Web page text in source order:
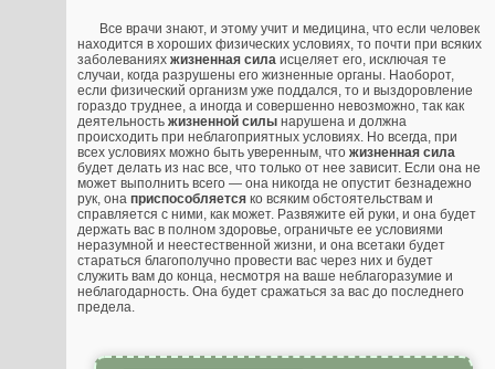
Все врачи знают, и этому учит и медицина, что если человек
находится в хороших физических условиях, то почти при всяких
заболеваниях жизненная сила исцеляет его, исключая те
случаи, когда разрушены его жизненные органы. Наоборот,
если физический организм уже поддался, то и выздоровление
гораздо труднее, а иногда и совершенно невозможно, так как
деятельность жизненной силы нарушена и должна
происходить при неблагоприятных условиях. Но всегда, при
всех условиях можно быть уверенным, что жизненная сила
будет делать из нас все, что только от нее зависит. Если она не
может выполнить всего — она никогда не опустит безнадежно
рук, она приспособляется ко всяким обстоятельствам и
справляется с ними, как может. Развяжите ей руки, и она будет
держать вас в полном здоровье, ограничьте ее условиями
неразумной и неестественной жизни, и она всетаки будет
стараться благополучно провести вас через них и будет
служить вам до конца, несмотря на ваше неблагоразумие и
неблагодарность. Она будет сражаться за вас до последнего
предела.